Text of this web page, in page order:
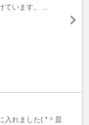
います。 ...
入れました( *＾皿